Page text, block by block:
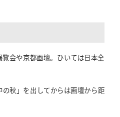
会や京都画壇。ひいては日本全
秋」を出してからは画壇から距